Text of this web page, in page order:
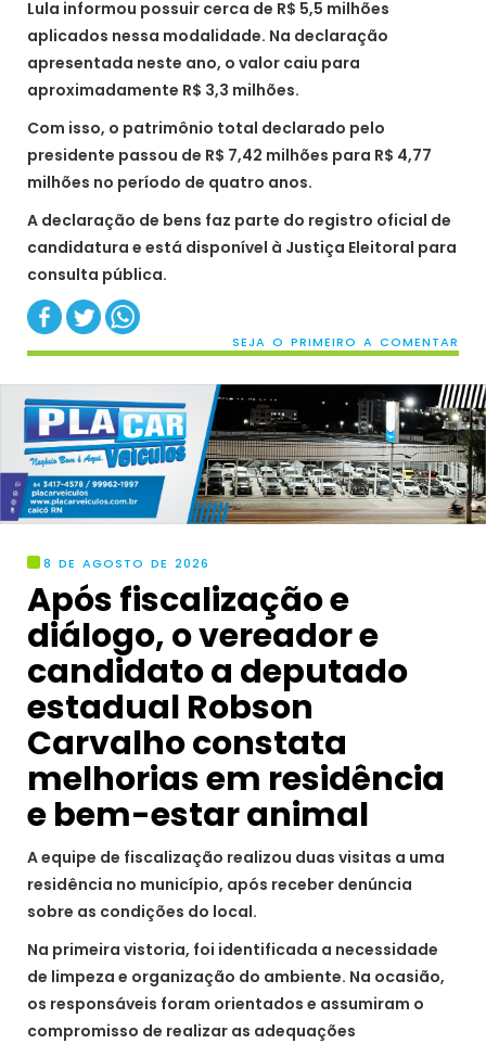
Lula informou possuir cerca de R$ 5,5 milhões
aplicados nessa modalidade. Na declaração
apresentada neste ano, o valor caiu para
aproximadamente R$ 3,3 milhões.
Com isso, o patrimônio total declarado pelo
presidente passou de R$ 7,42 milhões para R$ 4,77
milhões no período de quatro anos.
A declaração de bens faz parte do registro oficial de
candidatura e está disponível à Justiça Eleitoral para
consulta pública.
SEJA O PRIMEIRO A COMENTAR
8 DE AGOSTO DE 2026
Após fiscalização e
diálogo, o vereador e
candidato a deputado
estadual Robson
Carvalho constata
melhorias em residência
e bem-estar animal
A equipe de fiscalização realizou duas visitas a uma
residência no município, após receber denúncia
sobre as condições do local.
Na primeira vistoria, foi identificada a necessidade
de limpeza e organização do ambiente. Na ocasião,
os responsáveis foram orientados e assumiram o
compromisso de realizar as adequações